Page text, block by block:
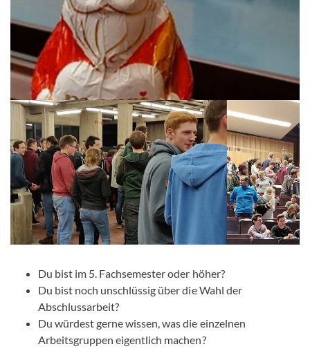
Du bist im 5. Fachsemester oder höher?
Du bist noch unschlüssig über die Wahl der
Abschlussarbeit?
Du würdest gerne wissen, was die einzelnen
Arbeitsgruppen eigentlich machen?